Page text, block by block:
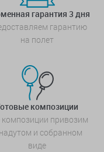
гарантия 3 дня
гарантию
на полет
композиции
композиции привозим
и собранном
виде